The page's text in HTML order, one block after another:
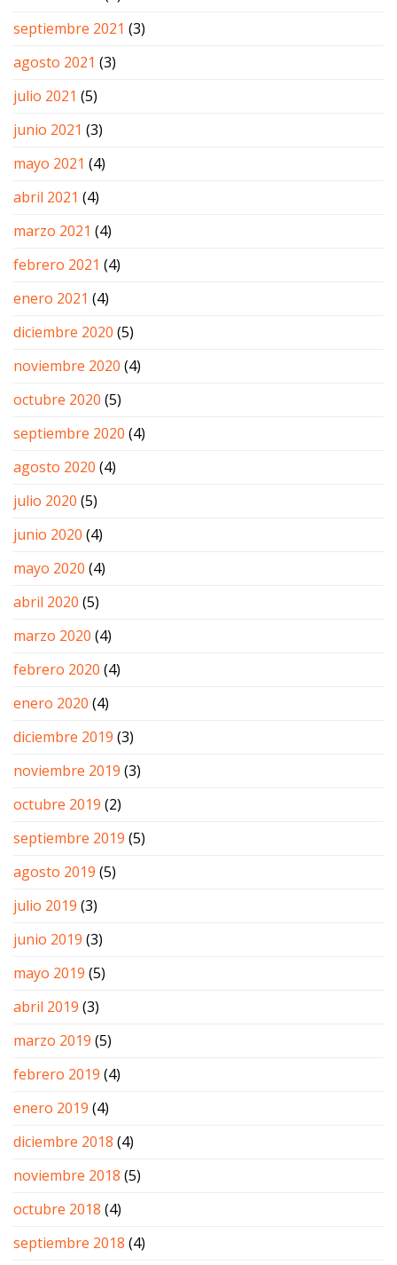
septiembre 2021 (3)
agosto 2021 (3)
julio 2021 (5)
junio 2021 (3)
mayo 2021 (4)
abril 2021 (4)
marzo 2021 (4)
febrero 2021 (4)
enero 2021 (4)
diciembre 2020 (5)
noviembre 2020 (4)
octubre 2020 (5)
septiembre 2020 (4)
agosto 2020 (4)
julio 2020 (5)
junio 2020 (4)
mayo 2020 (4)
abril 2020 (5)
marzo 2020 (4)
febrero 2020 (4)
enero 2020 (4)
diciembre 2019 (3)
noviembre 2019 (3)
octubre 2019 (2)
septiembre 2019 (5)
agosto 2019 (5)
julio 2019 (3)
junio 2019 (3)
mayo 2019 (5)
abril 2019 (3)
marzo 2019 (5)
febrero 2019 (4)
enero 2019 (4)
diciembre 2018 (4)
noviembre 2018 (5)
octubre 2018 (4)
septiembre 2018 (4)